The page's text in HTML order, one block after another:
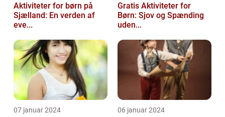
Aktiviteter for børn på
Sjælland: En verden af
eve...
Gratis Aktiviteter for
Børn: Sjov og Spænding
uden...
07 januar 2024 06 januar 2024